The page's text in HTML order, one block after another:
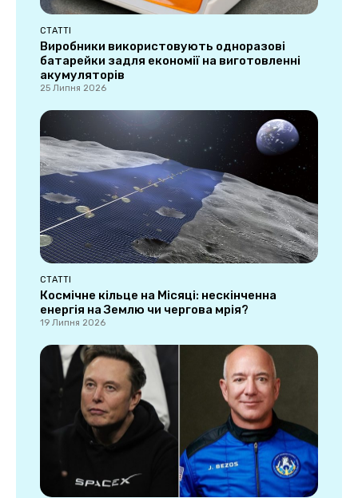
СТАТТІ
Виробники використовують одноразові
батарейки задля економії на виготовленні
акумуляторів
25 Липня 2026
СТАТТІ
Космічне кільце на Місяці: нескінченна
енергія на Землю чи чергова мрія?
19 Липня 2026